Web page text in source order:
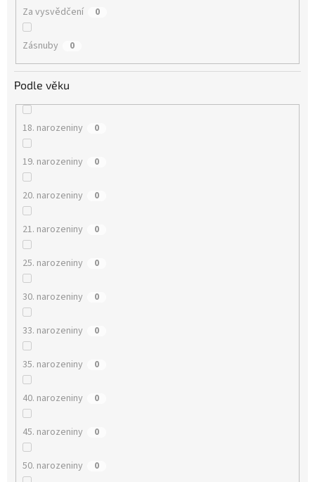
Za vysvědčení 0
Zásnuby 0
Podle věku
18. narozeniny 0
19. narozeniny 0
20. narozeniny 0
21. narozeniny 0
25. narozeniny 0
30. narozeniny 0
33. narozeniny 0
35. narozeniny 0
40. narozeniny 0
45. narozeniny 0
50. narozeniny 0